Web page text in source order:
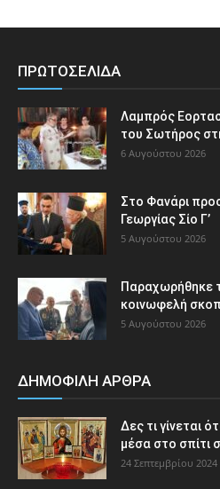
ΠΡΩΤΟΣΕΛΙΔΑ
Λαμπρός
του Σωτήρος
6 Αυγούστου 2026
Στο Φανάρι
Γεωργίας Σίο Γ’
5 Αυγούστου 2026
Παραχωρήθηκε
κοινωφελή
5 Αυγούστου 2026
ΔΗΜΟΦΙΛΗ ΑΡΘΡΑ
Δες τι γίνεται
μέσα στο σπίτι
24 Σεπτεμβρίου 2024